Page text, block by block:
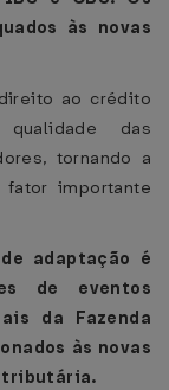
às novas
ao crédito
das
tornando a
importante
adaptação é
de eventos
da Fazenda
às novas
tributária.